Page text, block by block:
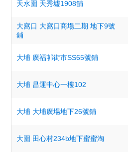
天水圍 天秀墟1908舖
大窩口 大窩口商場二期 地下9號
鋪
大埔 廣福邨街市SS65號鋪
大埔 昌運中心一樓102
大埔 大埔廣場地下26號鋪
大圍 田心村234b地下蜜蜜淘